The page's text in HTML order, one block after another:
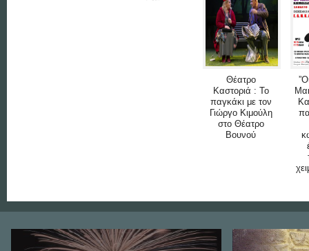
Θέατρο
Καστοριά : Το
παγκάκι με τον
Γιώργο Κιμούλη
στο Θέατρο
Βουνού